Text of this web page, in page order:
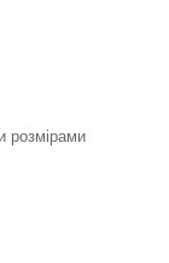
розмірами